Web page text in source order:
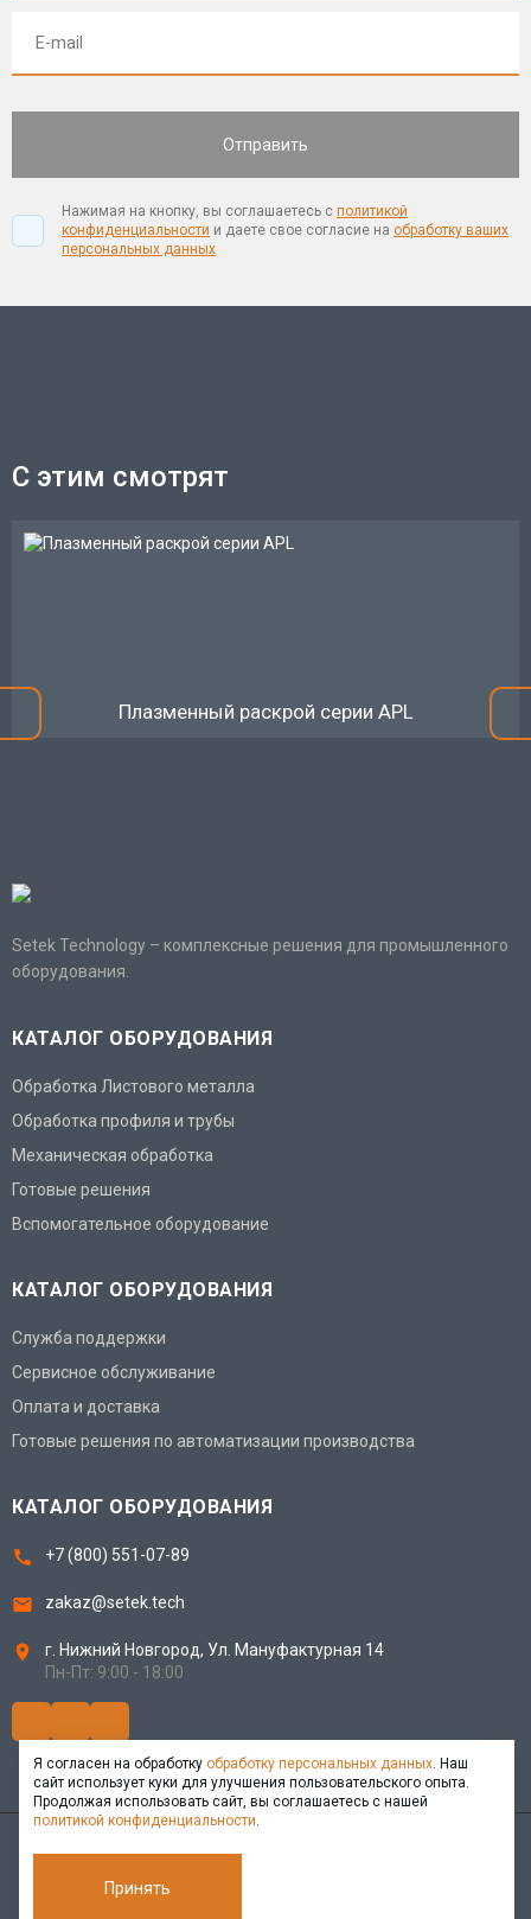
Нажимая на кнопку, вы соглашаетесь с политикой
конфиденциальности и даете свое согласие на обработку ваших
персональных данных
С этим смотрят
Плазменный раскрой серии APL
Setek Technology – комплексные решения для промышленного
оборудования.
КАТАЛОГ ОБОРУДОВАНИЯ
Обработка Листового металла
Обработка профиля и трубы
Механическая обработка
Готовые решения
Вспомогательное оборудование
КАТАЛОГ ОБОРУДОВАНИЯ
Служба поддержки
Сервисное обслуживание
Оплата и доставка
Готовые решения по автоматизации производства
КАТАЛОГ ОБОРУДОВАНИЯ
+7 (800) 551-07-89
zakaz@setek.tech
г. Нижний Новгород, Ул. Мануфактурная 14
Пн-Пт: 9:00 - 18:00
© 2025 Setek Technology. Все права защищены.
Пользовательское соглашение
Я согласен на обработку обработку персональных данных. Наш
сайт использует куки для улучшения пользовательского опыта.
Продолжая использовать сайт, вы соглашаетесь с нашей
политикой конфиденциальности.
Принять